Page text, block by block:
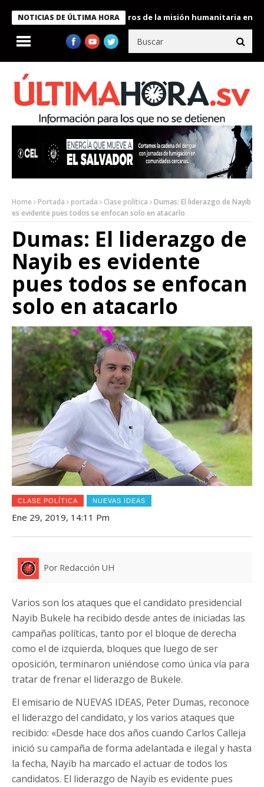
NOTICIAS DE ÚLTIMA HORA
condecora a miembros de la misión humanitaria enviada a
Home Portada portada Clase política
Dumas: El liderazgo de Nayib
es evidente pues todos se enfocan solo en atacarlo
Dumas: El liderazgo de
Nayib es evidente
pues todos se enfocan
solo en atacarlo
CLASE POLÍTICA NUEVAS IDEAS
Ene 29, 2019, 14:11 Pm
Por Redacción UH
Varios son los ataques que el candidato presidencial
Nayib Bukele ha recibido desde antes de iniciadas las
campañas políticas, tanto por el bloque de derecha
como el de izquierda, bloques que luego de ser
oposición, terminaron uniéndose como única vía para
tratar de frenar el liderazgo de Bukele.
El emisario de NUEVAS IDEAS, Peter Dumas, reconoce
el liderazgo del candidato, y los varios ataques que
recibido: «Desde hace dos años cuando Carlos Calleja
inició su campaña de forma adelantada e ilegal y hasta
la fecha, Nayib ha marcado el actuar de todos los
candidatos. El liderazgo de Nayib es evidente pues